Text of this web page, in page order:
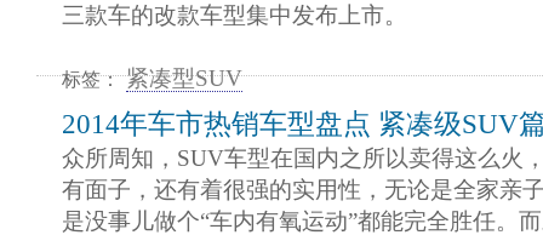
三款车的改款车型集中发布上市。
标签： 紧凑型SUV
2014年车市热销车型盘点 紧凑级SUV
众所周知，SUV车型在国内之所以卖得这么火
有面子，还有着很强的实用性，无论是全家亲
是没事儿做个“车内有氧运动”都能完全胜任。